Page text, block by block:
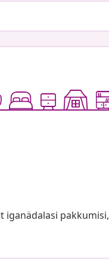
iganädalasi pakkumisi,